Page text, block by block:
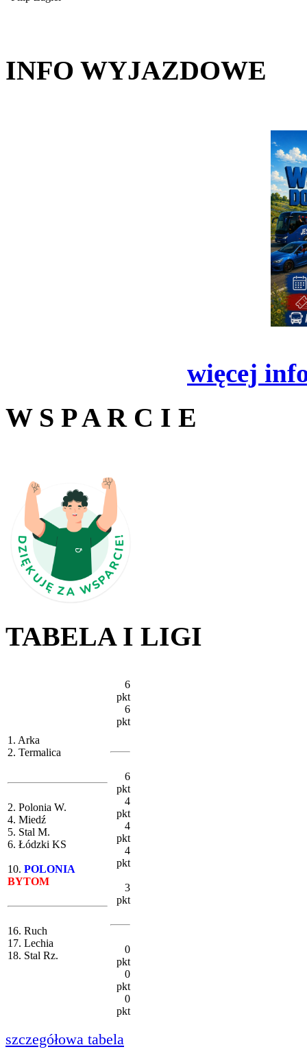
INFO WYJAZDOWE
więcej
W S P A R C I E
TABELA I LIGI
1. Arka
2. Termalica
2. Polonia W.
4. Miedź
5. Stal M.
6. Łódzki KS
10. POLONIA
BYTOM
16. Ruch
17. Lechia
18. Stal Rz.
6
pkt
6
pkt
6
pkt
4
pkt
4
pkt
4
pkt
3
pkt
0
pkt
0
pkt
0
pkt
szczegółowa tabela